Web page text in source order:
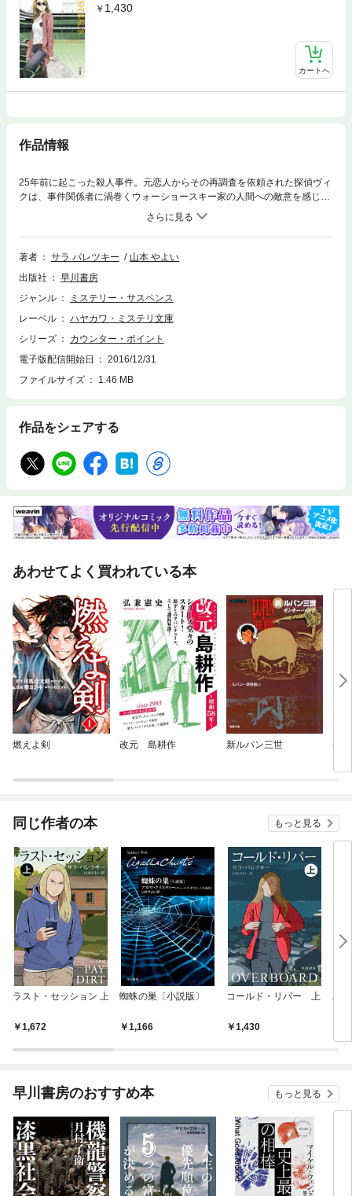
1,430
カートへ
作品情報
25年前に起こった殺人事件。元恋人からその再調査を依頼された探偵ヴィ
クは、事件関係者に渦巻くウォーショースキー家の人間への敵意を感じ取
る。どうやら彼女のいとこにして地元のヒーロー、ブーム=ブームと何か
関係があるようなのだが……。生まれ育った街の暗部と過去の因縁に、ヴ
ィクが毅然と立ち向かう！
著者
サラ パレツキー
山本 やよい
出版社
早川書房
ジャンル
ミステリー・サスペンス
レーベル
ハヤカワ・ミステリ文庫
シリーズ
カウンター・ポイント
電子版配信開始日
2016/12/31
ファイルサイズ
1.46 MB
作品をシェアする
あわせてよく買われている本
燃えよ剣 改元 島耕作 新ルパン三世 曲
同じ作者の本 もっと見る
ラスト・セッション 上
1,672
蜘蛛の巣〔小説版〕
1,166
コールド・リバー 上
1,430
ハ
早川書房のおすすめ本 もっと見る